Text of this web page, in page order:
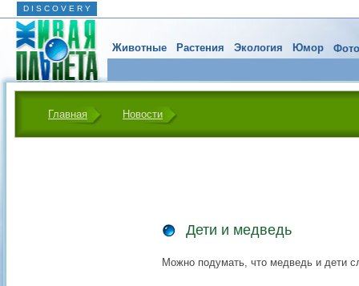
D I S C O V E R Y
Животные Растения Экология Юмор
Главная Новости
Дети и медведь
Можно подумать, что медведь и дети